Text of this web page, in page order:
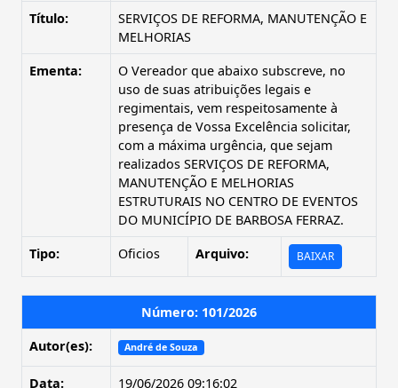
Título:
SERVIÇOS DE REFORMA, MANUTENÇÃO E
MELHORIAS
Ementa:
O Vereador que abaixo subscreve, no
uso de suas atribuições legais e
regimentais, vem respeitosamente à
presença de Vossa Excelência solicitar,
com a máxima urgência, que sejam
realizados SERVIÇOS DE REFORMA,
MANUTENÇÃO E MELHORIAS
ESTRUTURAIS NO CENTRO DE EVENTOS
DO MUNICÍPIO DE BARBOSA FERRAZ.
Tipo:
Oficios Arquivo: BAIXAR
Número: 101/2026
Autor(es):
André de Souza
Data:
19/06/2026 09:16:02